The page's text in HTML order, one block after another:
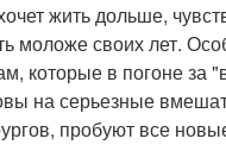
жить дольше,
моложе своих лет.
которые в погоне за
на серьезные
пробуют все